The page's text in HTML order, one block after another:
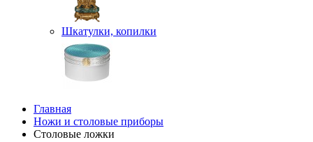
Шкатулки, копилки
Главная
Ножи и столовые приборы
Столовые ложки